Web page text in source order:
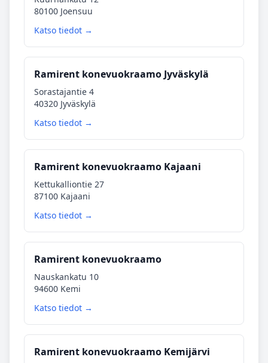
80100 Joensuu
Katso tiedot →
Ramirent konevuokraamo Jyväskylä
Sorastajantie 4
40320 Jyväskylä
Katso tiedot →
Ramirent konevuokraamo Kajaani
Kettukalliontie 27
87100 Kajaani
Katso tiedot →
Ramirent konevuokraamo
Nauskankatu 10
94600 Kemi
Katso tiedot →
Ramirent konevuokraamo Kemijärvi